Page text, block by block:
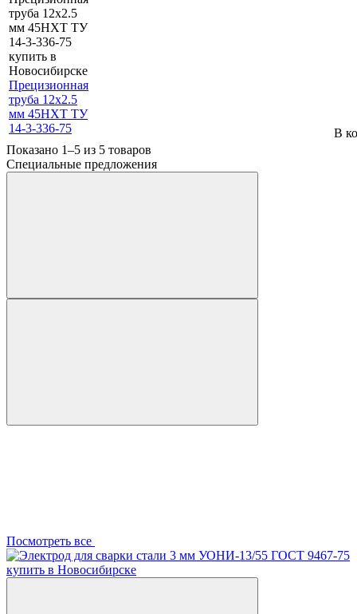
Прецизионная
труба 12х2.5
мм 45НХТ ТУ
14-3-336-75
В
Показано 1–5 из 5 товаров
Специальные предложения
Посмотреть все